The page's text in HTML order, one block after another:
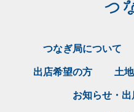
つなぎ局について
出店希望の方 土
お知らせ・出